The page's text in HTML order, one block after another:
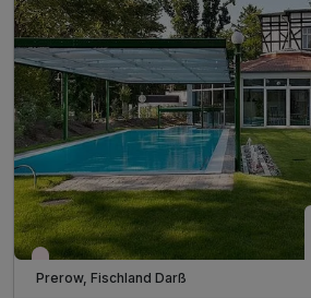
inkl. Bereitstellung unserer
inkl. Nutzung WLAN im Hotel
Wieder frei ab November
Prerow, Fischland Darß